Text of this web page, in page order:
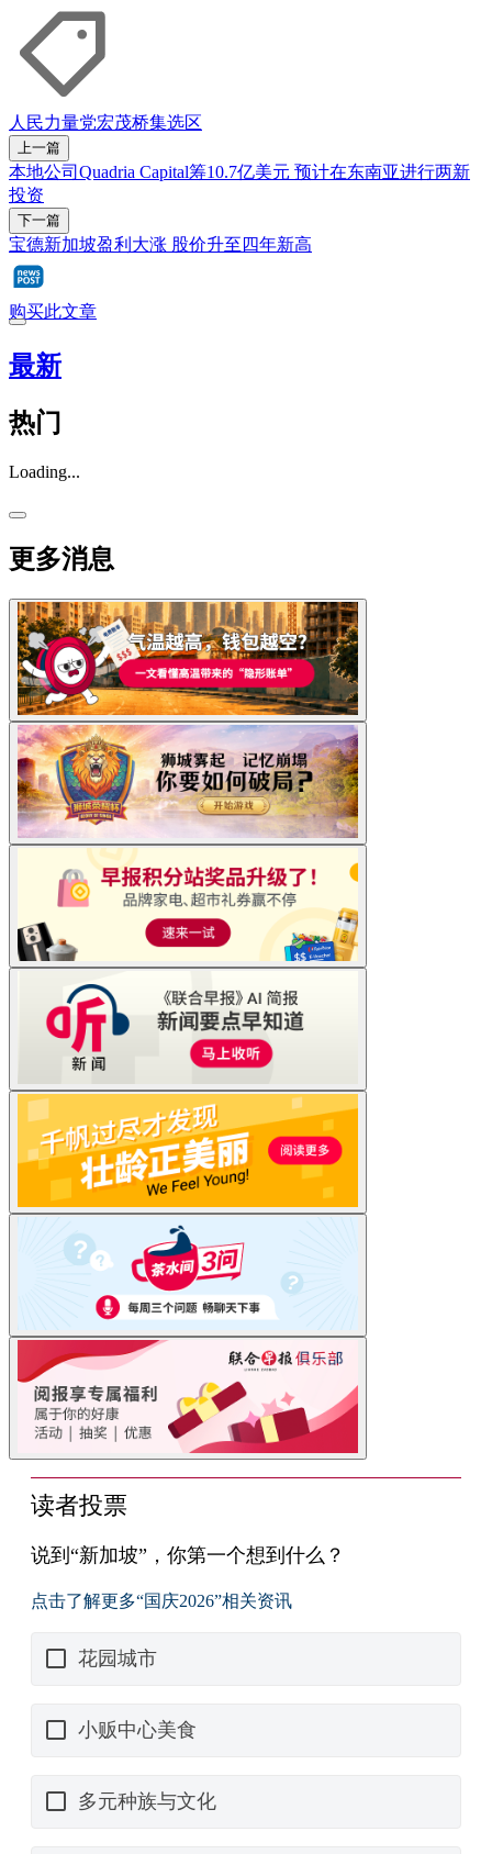
人民力量党宏茂桥集选区
上一篇
本地公司Quadria Capital筹10.7亿美元 预计在东南亚进行两新
投资
下一篇
宝德新加坡盈利大涨 股价升至四年新高
购买此文章
最新
热门
Loading...
更多消息